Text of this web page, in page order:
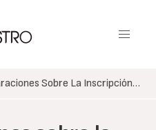
Sobre La Inscripción…